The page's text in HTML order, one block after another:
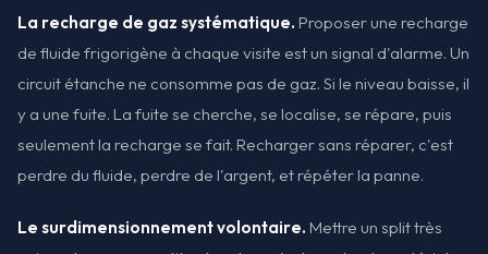
La recharge de gaz systématique. Proposer une recharge
de fluide frigorigène à chaque visite est un signal d'alarme. Un
circuit étanche ne consomme pas de gaz. Si le niveau baisse, il
y a une fuite. La fuite se cherche, se localise, se répare, puis
seulement la recharge se fait. Recharger sans réparer, c'est
perdre du fluide, perdre de l'argent, et répéter la panne.
Le surdimensionnement volontaire. Mettre un split très